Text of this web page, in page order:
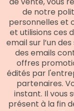
de notre
personnelles et
et utilisions ces
email sur l’un
des emails
offres
édités par
partenaires.
instant. Il vous
présent à la fin